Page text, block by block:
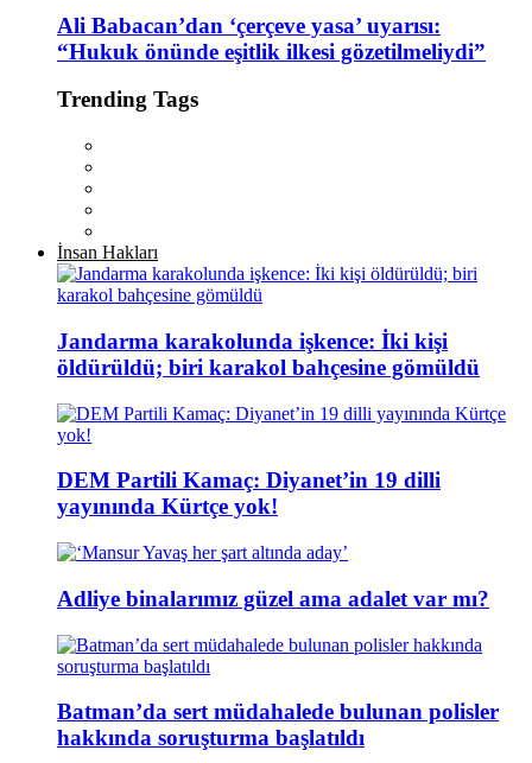
Ali Babacan’dan ‘çerçeve yasa’ uyarısı:
“Hukuk önünde eşitlik ilkesi gözetilmeliydi”
Trending Tags
İnsan Hakları
Jandarma karakolunda işkence: İki kişi
öldürüldü; biri karakol bahçesine gömüldü
DEM Partili Kamaç: Diyanet’in 19 dilli
yayınında Kürtçe yok!
Adliye binalarımız güzel ama adalet var mı?
Batman’da sert müdahalede bulunan polisler
hakkında soruşturma başlatıldı